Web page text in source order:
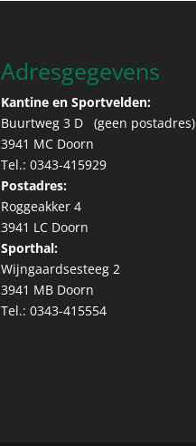
Adresgegevens
Kantine en Sportvelden:
Buurtweg 3 D (geen postadres)
3941 MC Doorn
Tel.: 0343-415929
Postadres:
Roggeakker 4
3941 LC Doorn
Sporthal:
Wijngaardsesteeg 2
3941 MB Doorn
Tel.: 0343-415554